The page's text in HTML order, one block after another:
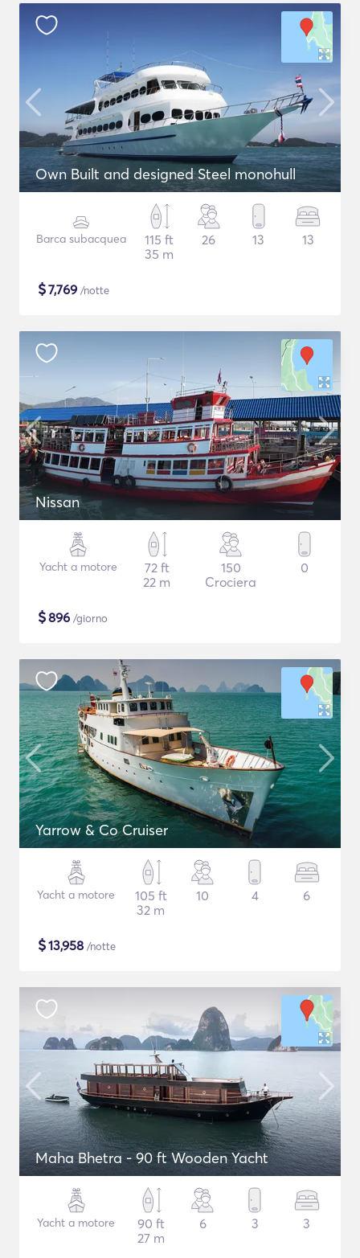
Own Built and designed Steel monohull
Barca subacquea
115 ft
35 m
26 13 13
$7,769 /notte
Nissan
Yacht a motore
72 ft
22 m
150
Crociera
0
$896 /giorno
Yarrow & Co Cruiser
Yacht a motore
105 ft
32 m
10 4 6
$13,958 /notte
Maha Bhetra - 90 ft Wooden Yacht
Yacht a motore
90 ft
27 m
6 3 3